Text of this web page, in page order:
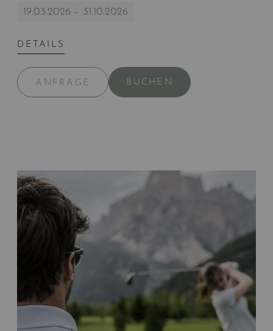
19.03.2026 – 31.10.2026
DETAILS
ANFRAGE BUCHEN